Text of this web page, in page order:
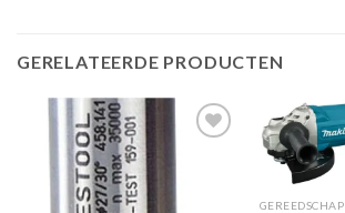
GERELATEERDE PRODUCTEN
GEREEDSCHAP